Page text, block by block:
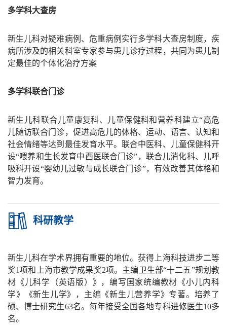
多学科大查房
新生儿科对疑难病例、危重病例实行多学科大查房制度，疾
病所涉及的相关科室专家参与患儿诊疗过程，共同为患儿制
定最佳的个体化治疗方案
多学科联合门诊
新生儿科联合儿童康复科、儿童保健科和营养科建立“高危
儿随访联合门诊，促进高危儿的体格、运动、语言、认知和
社会情绪等达到最佳发育水平。联合中医科、儿童保健科开
设“喂养和生长发育中西医联合门诊”，联合儿消化科、儿呼
吸科开设“婴幼儿过敏与成长联合门诊”，有效改善其体格和
智力发育。
科研教学
新生儿科在学术界拥有重要的地位。获得上海科技进步二等
奖1项和上海市教学成果奖2项。主编卫生部“十二五”规划教
材《儿科学（英语版）》，编写国家统编教材《小儿内科
学》《新生儿学》，主编《新生儿营养学》专著。培养了
硕、博士研究生63名。每年接受全国各地专科进修医生10多
名。